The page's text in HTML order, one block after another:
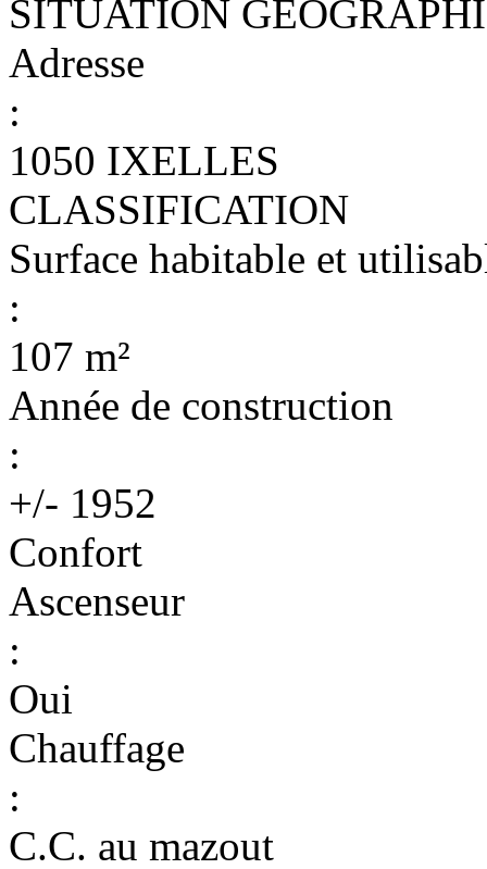
SITUATION
Adresse
:
1050 IXELLES
CLASSIFICATION
Surface habitable et
:
107 m²
Année de construction
:
+/- 1952
Confort
Ascenseur
:
Oui
Chauffage
:
C.C. au mazout